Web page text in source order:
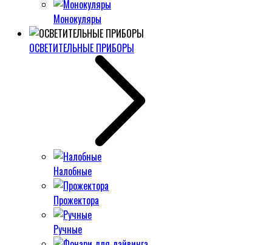
Монокуляры
ОСВЕТИТЕЛЬНЫЕ ПРИБОРЫ
Налобные
Прожектора
Ручные